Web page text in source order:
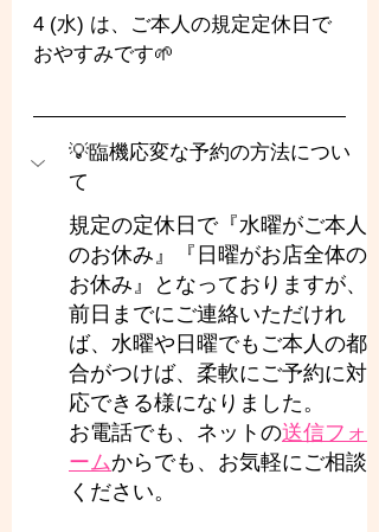
4 (水) は、ご本人の規定定休日で
おやすみです🌱
💡臨機応変な予約の方法につい
て
規定の定休日で『水曜がご本人
のお休み』『日曜がお店全体の
お休み』となっておりますが、
前日までにご連絡いただけれ
ば、水曜や日曜でもご本人の都
合がつけば、柔軟にご予約に対
応できる様になりました。
お電話でも、ネットの送信フォ
ームからでも、お気軽にご相談
ください。